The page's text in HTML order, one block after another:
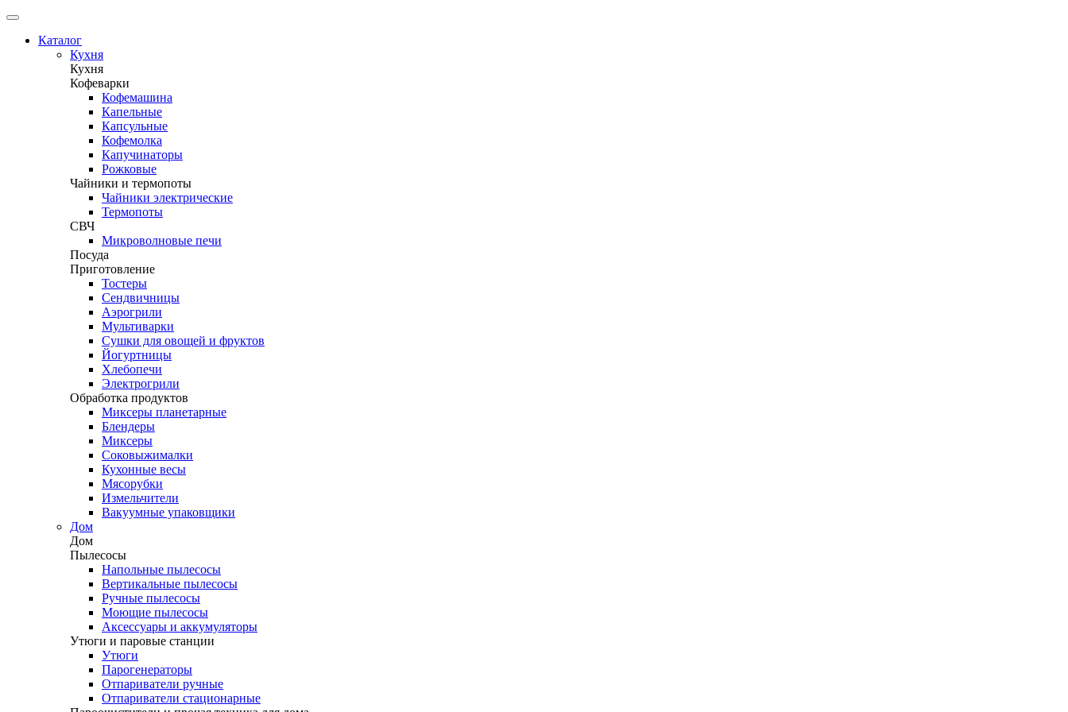
Каталог
Кухня
Кухня
Кофеварки
Кофемашина
Капельные
Капсульные
Кофемолка
Капучинаторы
Рожковые
Чайники и термопоты
Чайники электрические
Термопоты
СВЧ
Микроволновые печи
Посуда
Приготовление
Тостеры
Сендвичницы
Аэрогрили
Мультиварки
Сушки для овощей и фруктов
Йогуртницы
Хлебопечи
Электрогрили
Обработка продуктов
Миксеры планетарные
Блендеры
Миксеры
Соковыжималки
Кухонные весы
Мясорубки
Измельчители
Вакуумные упаковщики
Дом
Дом
Пылесосы
Напольные пылесосы
Вертикальные пылесосы
Ручные пылесосы
Моющие пылесосы
Аксессуары и аккумуляторы
Утюги и паровые станции
Утюги
Парогенераторы
Отпариватели ручные
Отпариватели стационарные